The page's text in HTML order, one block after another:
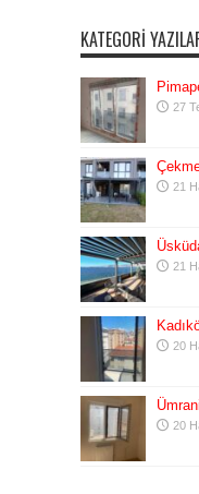
KATEGORI
27
21
21
20
20